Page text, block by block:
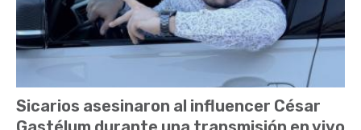
Sicarios asesinaron al influencer César